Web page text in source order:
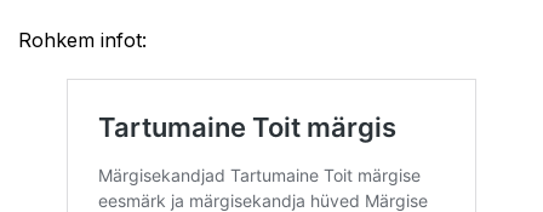
Rohkem infot: